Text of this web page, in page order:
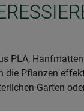
PLA,
die Pflanzen
Garten